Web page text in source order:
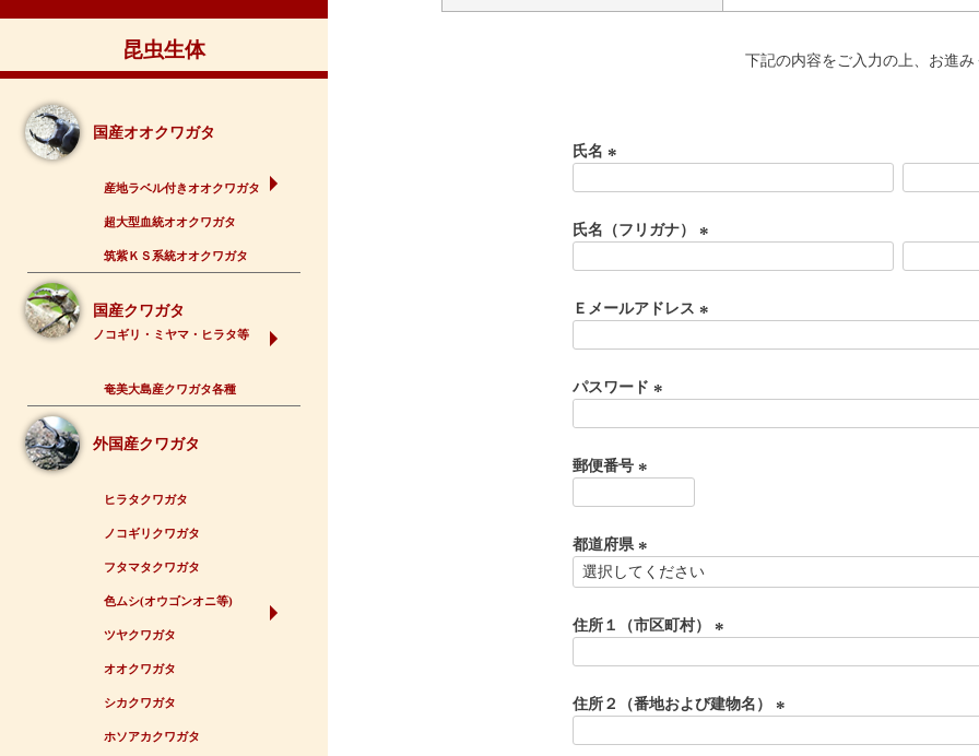
昆虫生体
国産オオクワガタ
産地ラベル付きオオクワガタ
超大型血統オオクワガタ
筑紫ＫＳ系統オオクワガタ
国産クワガタ
ノコギリ・ミヤマ・ヒラタ等
奄美大島産クワガタ各種
外国産クワガタ
ヒラタクワガタ
ノコギリクワガタ
フタマタクワガタ
色ムシ(オウゴンオニ等)
ツヤクワガタ
オオクワガタ
シカクワガタ
ホソアカクワガタ
下記の内容をご入力の上、お進み
氏名
須
氏名（フリガナ）
須
Ｅメールアドレス
パスワード
郵便番号
須
)
都道府県
(
須
)
住所１（市区町村）
須
住所２（番地および建物名）